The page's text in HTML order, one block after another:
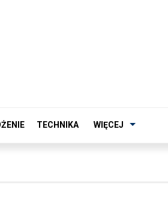
TECHNIKA WIĘCEJ